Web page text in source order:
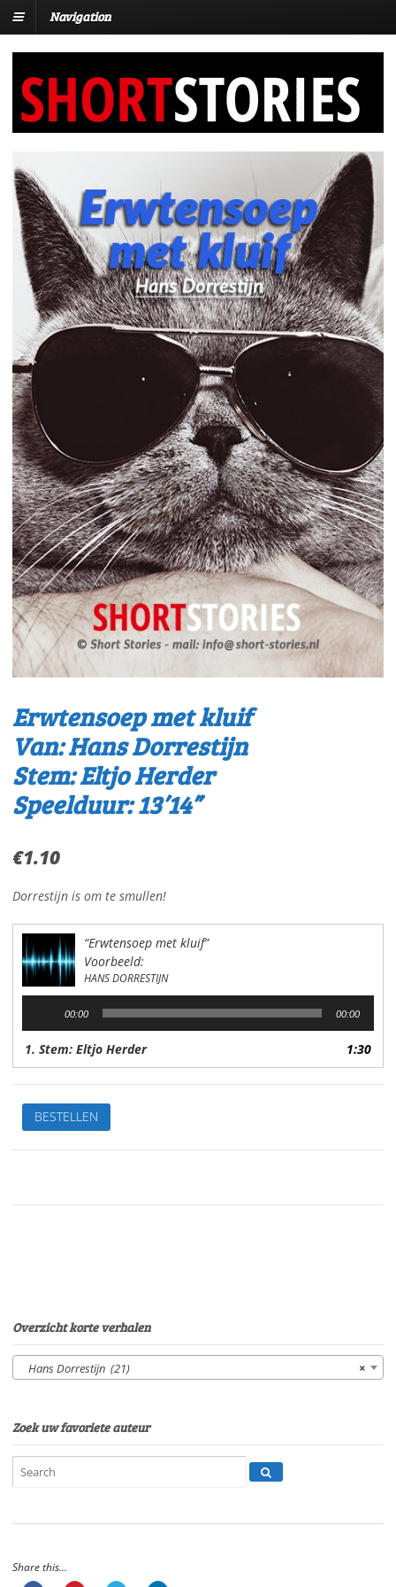
Navigation
Erwtensoep met kluif
Van: Hans Dorrestijn
Stem: Eltjo Herder
Speelduur: 13’14”
€1.10
Dorrestijn is om te smullen!
“Erwtensoep met kluif”
Voorbeeld:
HANS DORRESTIJN
00:00 00:00
1. Stem: Eltjo Herder 1:30
Erwtensoep
met
kluifVan:
Eltjo
BESTELLEN
Overzicht korte verhalen
×
Hans Dorrestijn (21)
Zoek uw favoriete auteur
Share this...